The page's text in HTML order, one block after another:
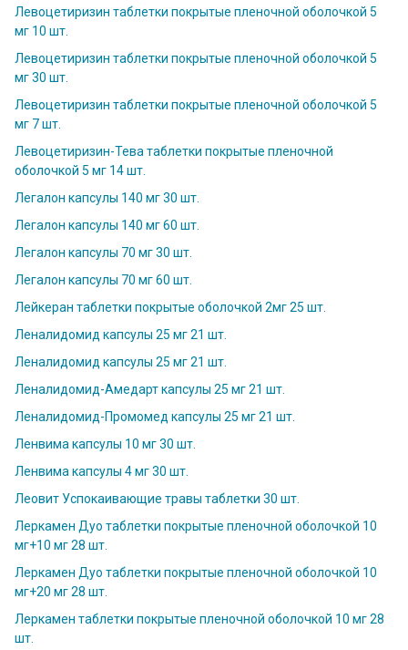
Левоцетиризин таблетки покрытые пленочной оболочкой 5
мг 10 шт.
Левоцетиризин таблетки покрытые пленочной оболочкой 5
мг 30 шт.
Левоцетиризин таблетки покрытые пленочной оболочкой 5
мг 7 шт.
Левоцетиризин-Тева таблетки покрытые пленочной
оболочкой 5 мг 14 шт.
Легалон капсулы 140 мг 30 шт.
Легалон капсулы 140 мг 60 шт.
Легалон капсулы 70 мг 30 шт.
Легалон капсулы 70 мг 60 шт.
Лейкеран таблетки покрытые оболочкой 2мг 25 шт.
Леналидомид капсулы 25 мг 21 шт.
Леналидомид капсулы 25 мг 21 шт.
Леналидомид-Амедарт капсулы 25 мг 21 шт.
Леналидомид-Промомед капсулы 25 мг 21 шт.
Ленвима капсулы 10 мг 30 шт.
Ленвима капсулы 4 мг 30 шт.
Леовит Успокаивающие травы таблетки 30 шт.
Леркамен Дуо таблетки покрытые пленочной оболочкой 10
мг+10 мг 28 шт.
Леркамен Дуо таблетки покрытые пленочной оболочкой 10
мг+20 мг 28 шт.
Леркамен таблетки покрытые пленочной оболочкой 10 мг 28
шт.